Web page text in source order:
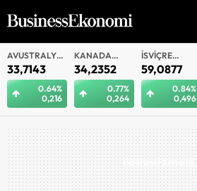
AVUSTRALYA
DOLARI
33,7143
0.64%
0,216
KANADA
DOLARI
34,2352
0.77%
0,264
İSVIÇRE
FRANKI
59,0877
0.84%
0,496